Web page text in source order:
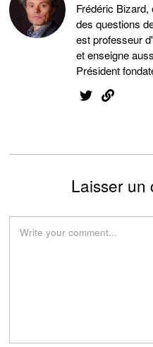
Frédéric
des questions
est professeur
et enseigne
Président
Laisser un